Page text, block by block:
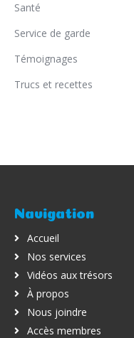
Santé
Service de garde
Témoignages
Trucs et recettes
Navigation
Accueil
Nos services
Vidéos aux trésors
À propos
Nous joindre
Accès membres